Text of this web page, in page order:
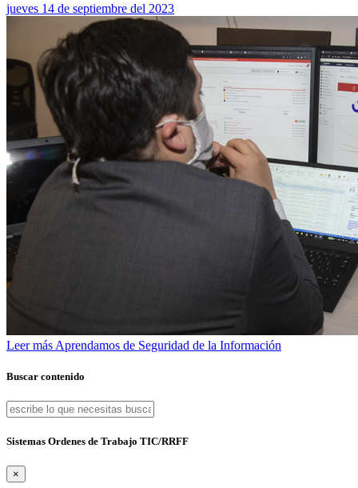
jueves 14 de septiembre del 2023
Leer más Aprendamos de Seguridad de la Información
Buscar contenido
Sistemas Ordenes de Trabajo TIC/RRFF
×